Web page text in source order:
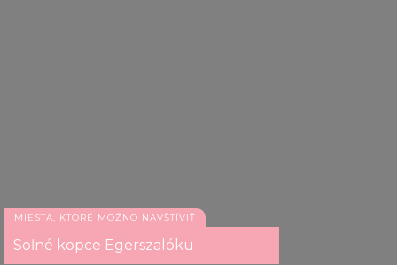
MIESTA, KTORÉ MOŽNO NAVŠTÍVIŤ
Soľné kopce Egerszalóku